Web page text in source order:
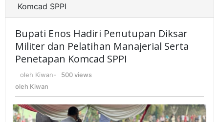
Komcad SPPI
Bupati Enos Hadiri Penutupan Diksar
Militer dan Pelatihan Manajerial Serta
Penetapan Komcad SPPI
oleh Kiwan-
500 views
oleh Kiwan